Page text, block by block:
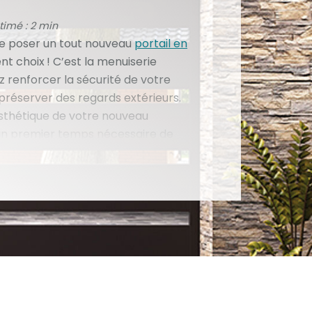
: 2 min
poser un tout nouveau portail en
choix ! C’est la menuiserie
renforcer la sécurité de votre
des regards extérieurs.
de votre nouveau
Cette étape
français, nous vous